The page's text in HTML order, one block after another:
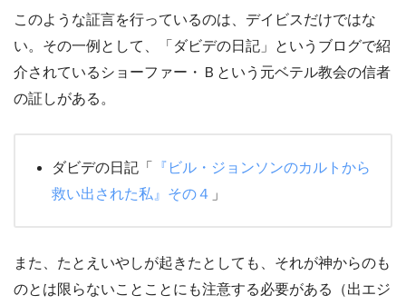
このような証言を行っているのは、デイビスだけではな
い。その一例として、「ダビデの日記」というブログで紹
介されているショーファー・Ｂという元ベテル教会の信者
の証しがある。
ダビデの日記「
『ビル・ジョンソンのカルトから
救い出された私』その４ 」
また、たとえいやしが起きたとしても、それが神からのも
のとは限らないことことにも注意する必要がある（出エジ